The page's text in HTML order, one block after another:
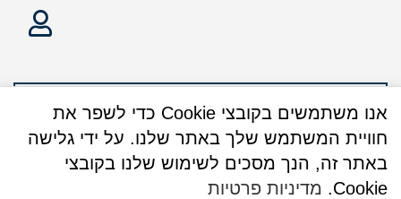
אנו משתמשים בקובצי Cookie כדי לשפר את
חוויית המשתמש שלך באתר שלנו. על ידי גלישה
באתר זה, הנך מסכים לשימוש שלנו בקובצי
Cookie.
מדיניות פרטיות